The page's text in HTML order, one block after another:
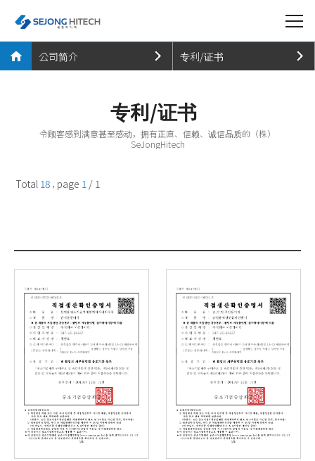
公司简介
事业实绩
客服
专利/证书
沿革
专利/证书
专利/证书
令顾客感到满意甚至感动，拥有正直、信赖、诚信品质的（株）
SeJongHitech
Total 18 , page 1 / 1